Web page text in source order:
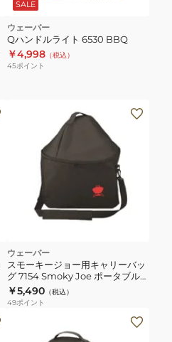
SALE
ウェーバー
Qハンドルライト 6530 BBQ
￥4,998 （税込）
45ポイント
ウェーバー
スモーキージョー用キャリーバッ
グ 7154 Smoky Joe ポータブルグ
リル専用 カバー バッグ
￥5,490 （税込）
49ポイント